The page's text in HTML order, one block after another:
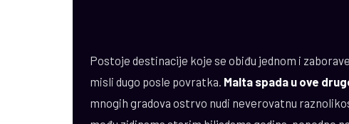
Postoje destinacije koje se obiđu jednom i
misli dugo posle povratka. Malta spada u ove
mnogih gradova ostrvo nudi neverovatnu